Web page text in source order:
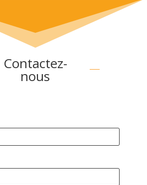
Contactez-
nous